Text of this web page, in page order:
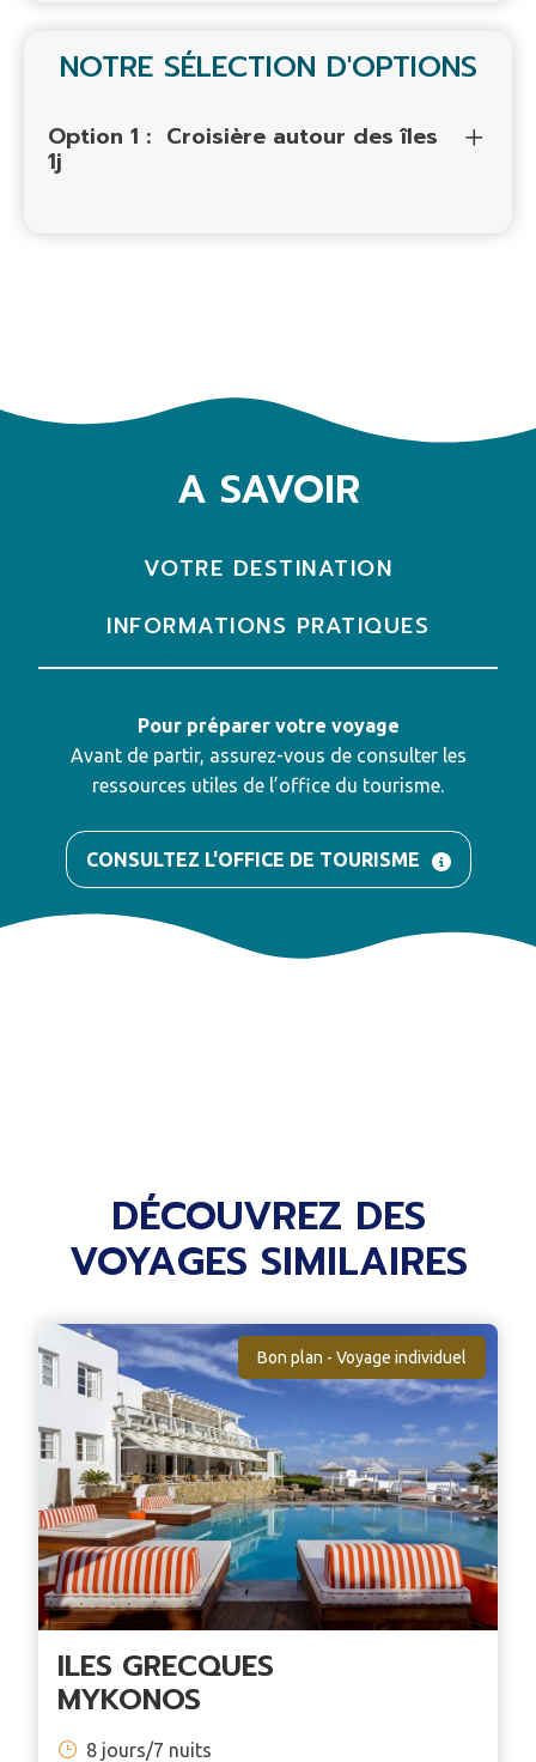
NOTRE SÉLECTION D'OPTIONS
Option 1 : Croisière autour des îles
1j
A SAVOIR
VOTRE DESTINATION
INFORMATIONS PRATIQUES
Pour préparer votre voyage
Avant de partir, assurez-vous de consulter les
ressources utiles de l’office du tourisme.
CONSULTEZ L'OFFICE DE TOURISME
DÉCOUVREZ DES
VOYAGES SIMILAIRES
Bon plan - Voyage individuel
ILES GRECQUES
MYKONOS
8 jours/7 nuits